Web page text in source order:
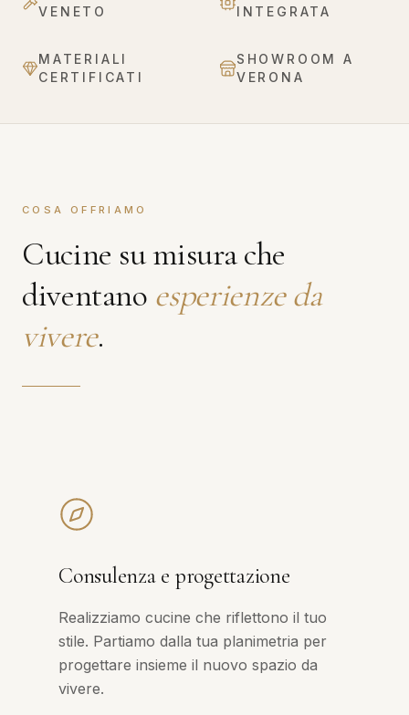
VENETO
INTEGRATA
MATERIALI
CERTIFICATI
SHOWROOM A
VERONA
COSA OFFRIAMO
Cucine su misura che
diventano esperienze da
vivere.
Consulenza e progettazione
Realizziamo cucine che riflettono il tuo
stile. Partiamo dalla tua planimetria per
progettare insieme il nuovo spazio da
vivere.